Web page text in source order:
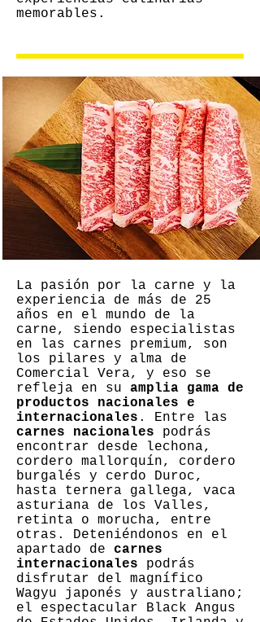
memorables.
La pasión por la carne y la
experiencia de más de 25
años en el mundo de la
carne, siendo especialistas
en las carnes premium, son
los pilares y alma de
Comercial Vera, y eso se
refleja en su amplia gama de
productos nacionales e
internacionales . Entre las
carnes nacionales podrás
encontrar desde lechona,
cordero mallorquín, cordero
burgalés y cerdo Duroc,
hasta ternera gallega, vaca
asturiana de los Valles,
retinta o morucha, entre
otras. Deteniéndonos en el
apartado de carnes
internacionales podrás
disfrutar del magnífico
Wagyu japonés y australiano;
el espectacular Black Angus